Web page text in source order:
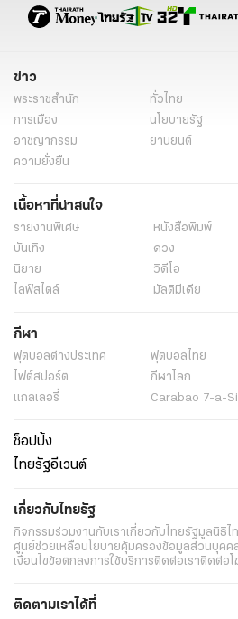
ข่าวการเมืองออนไลน์ ข่าวการเมืองวันนี้
ข่าว
พระราชสำนัก ทั่วไทย
การเมือง
นโยบายรัฐ
อาชญากรรม
ยานยนต์
ความยั่งยืน
เนื้อหาที่น่าสนใจ
รายงานพิเศษ หนังสือพิมพ์
บันเทิง
ดวง
นิยาย
วิดีโอ
ไลฟ์สไตล์
มัลติมีเดีย
กีฬา
ฟุตบอลต่่างประเทศ ฟุตบอลไทย
ไฟต์สปอร์ต
กีฬาโลก
แกลเลอรี่
Carabao 7-a-
ช็อปปิ้ง
ไทยรัฐอีเวนต์
เกี่ยวกับไทยรัฐ
กิจกรรมร่วมงานกับเราเกี่ยวกับไทยรัฐมูลนิธิไ
ศูนย์ช่วยเหลือนโยบายคุ้มครองข้อมูลส่วนบุคค
เงื่อนไขข้อตกลงการใช้บริการติดต่อเราติดต่อ
ติดตามเราได้ที่